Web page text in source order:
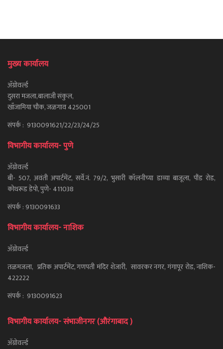
मुख्य कार्यालय
ॲग्रोवर्ल्ड
दुसरा मजला,बालाजी संकुल,
खाँजामिया चौक, जळगाव 425001
संपर्क : 9130091621/22/23/24/25
विभागीय कार्यालय- पुणे
ॲग्रोवर्ल्ड
बी- 507, अवंती अपार्टमेंट, सर्वे.नं. 79/2, भुसारी कॉलनीच्या डाव्या बाजूला, पौंड रोड,
कोथरूड डेपो, पुणे- 411038
संपर्क : 9130091633
विभागीय कार्यालय- नाशिक
ॲग्रोवर्ल्ड
तळमजला, प्रतिक अपार्टमेंट, गणपती मंदिर शेजारी, सावरकर नगर, गंगापूर रोड, नाशिक-
422222
संपर्क : 9130091623
विभागीय कार्यालय- संभाजीनगर (औरंगाबाद )
ॲग्रोवर्ल्ड